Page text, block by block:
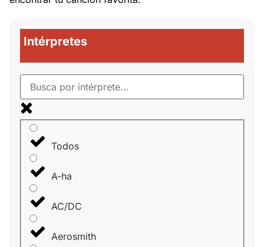
Intérpretes
Todos
A-ha
AC/DC
Aerosmith